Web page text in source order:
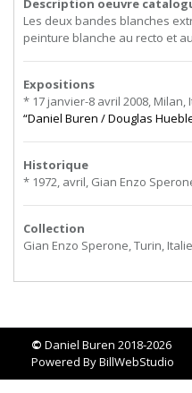
Description oeuvre
Les deux bandes blanches
peinture blanche au recto et
Expositions
* 17 janvier-8 avril 2008,
“Daniel Buren / Douglas
Historique
* 1972, avril, Gian Enzo
Collection
Gian Enzo Sperone, Turin, Italie
© Daniel Buren 2018-2026
Powered ByBillWebStudio